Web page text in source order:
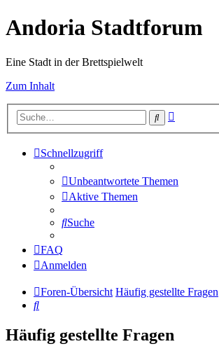
Andoria Stadtforum
Eine Stadt in der Brettspielwelt
Zum Inhalt
Suche
Schnellzugriff
Unbeantwortete Themen
Aktive Themen
Suche
FAQ
Anmelden
Foren-Übersicht Häufig gestellte Fragen
Suche
Häufig gestellte Fragen